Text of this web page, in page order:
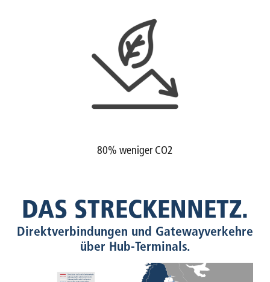
80% weniger CO2
DAS STRECKENNETZ.
Direktverbindungen und Gatewayverkehre
über Hub-Terminals.